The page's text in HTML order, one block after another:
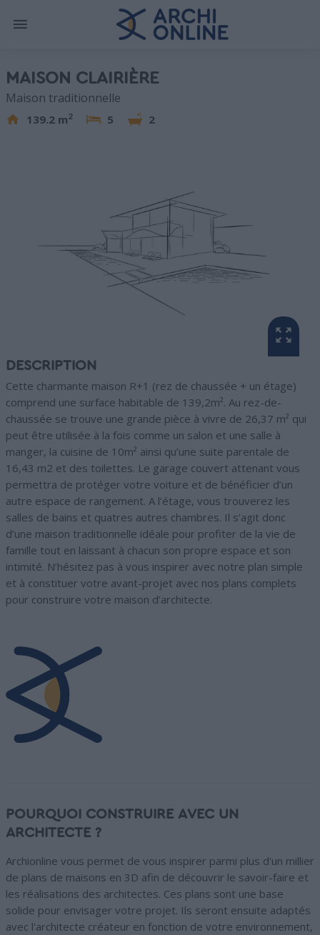
MAISON CLAIRIÈRE
Maison traditionnelle
139.2 m2 5 2
DESCRIPTION
Cette charmante maison R+1 (rez de chaussée + un étage)
comprend une surface habitable de 139,2m². Au rez-de-
chaussée se trouve une grande pièce à vivre de 26,37 m² qui
peut être utilisée à la fois comme un salon et une salle à
manger, la cuisine de 10m² ainsi qu’une suite parentale de
16,43 m2 et des toilettes. Le garage couvert attenant vous
permettra de protéger votre voiture et de bénéficier d’un
autre espace de rangement. A l’étage, vous trouverez les
salles de bains et quatres autres chambres. Il s’agit donc
d’une maison traditionnelle idéale pour profiter de la vie de
famille tout en laissant à chacun son propre espace et son
intimité. N’hésitez pas à vous inspirer avec notre plan simple
et à constituer votre avant-projet avec nos plans complets
pour construire votre maison d’architecte.
POURQUOI CONSTRUIRE AVEC UN
ARCHITECTE ?
Archionline vous permet de vous inspirer parmi plus d'un millier
de plans de maisons en 3D afin de découvrir le savoir-faire et
les réalisations des architectes. Ces plans sont une base
solide pour envisager votre projet. Ils seront ensuite adaptés
avec l'architecte créateur en fonction de votre environnement,